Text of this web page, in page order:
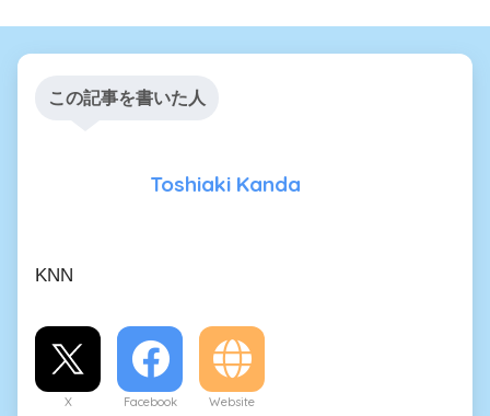
この記事を書いた人
Toshiaki Kanda
KNN
X Facebook Website